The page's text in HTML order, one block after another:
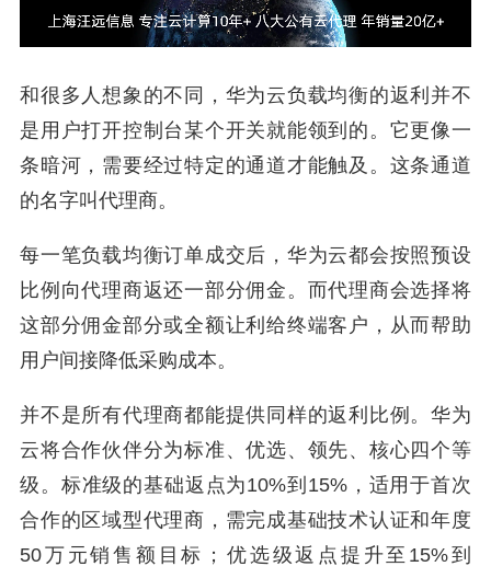
和很多人想象的不同，华为云负载均衡的返利并不
是用户打开控制台某个开关就能领到的。它更像一
条暗河，需要经过特定的通道才能触及。这条通道
的名字叫代理商。
每一笔负载均衡订单成交后，华为云都会按照预设
比例向代理商返还一部分佣金。而代理商会选择将
这部分佣金部分或全额让利给终端客户，从而帮助
用户间接降低采购成本。
并不是所有代理商都能提供同样的返利比例。华为
云将合作伙伴分为标准、优选、领先、核心四个等
级。标准级的基础返点为10%到15%，适用于首次
合作的区域型代理商，需完成基础技术认证和年度
50万元销售额目标；优选级返点提升至15%到